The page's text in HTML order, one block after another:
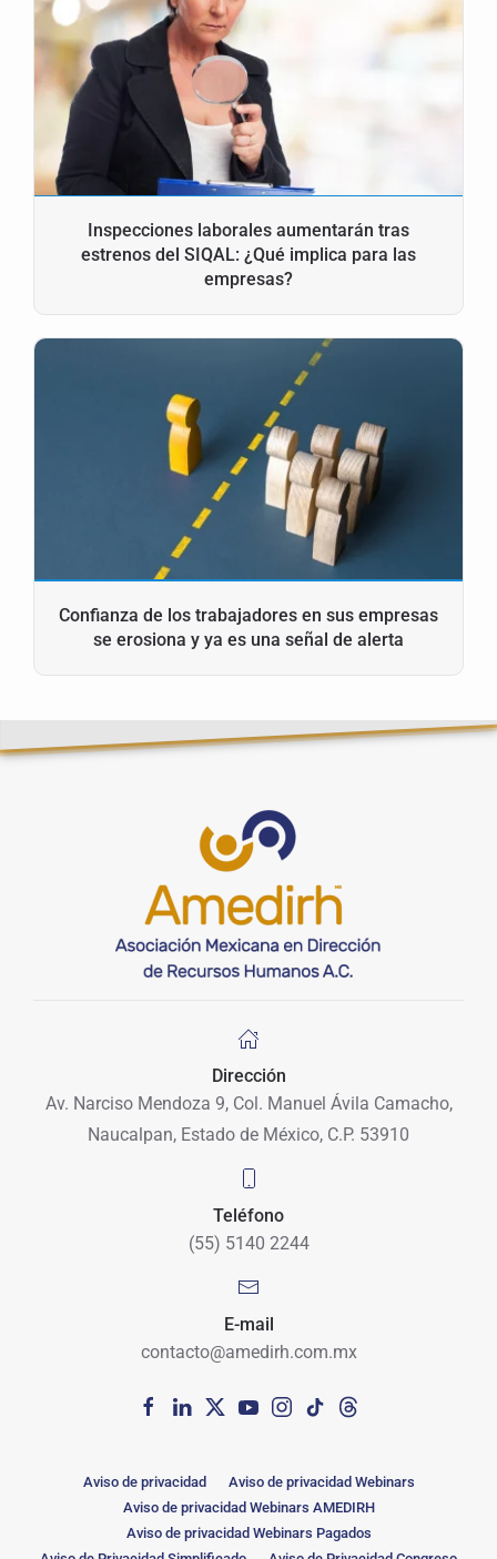
Inspecciones laborales aumentarán tras
estrenos del SIQAL: ¿Qué implica para las
empresas?
Confianza de los trabajadores en sus empresas
se erosiona y ya es una señal de alerta
Dirección
Av. Narciso Mendoza 9, Col. Manuel Ávila Camacho,
Naucalpan, Estado de México, C.P. 53910
Teléfono
(55) 5140 2244
E-mail
contacto@amedirh.com.mx
Aviso de privacidad
Aviso de privacidad Webinars
Aviso de privacidad Webinars AMEDIRH
Aviso de privacidad Webinars Pagados